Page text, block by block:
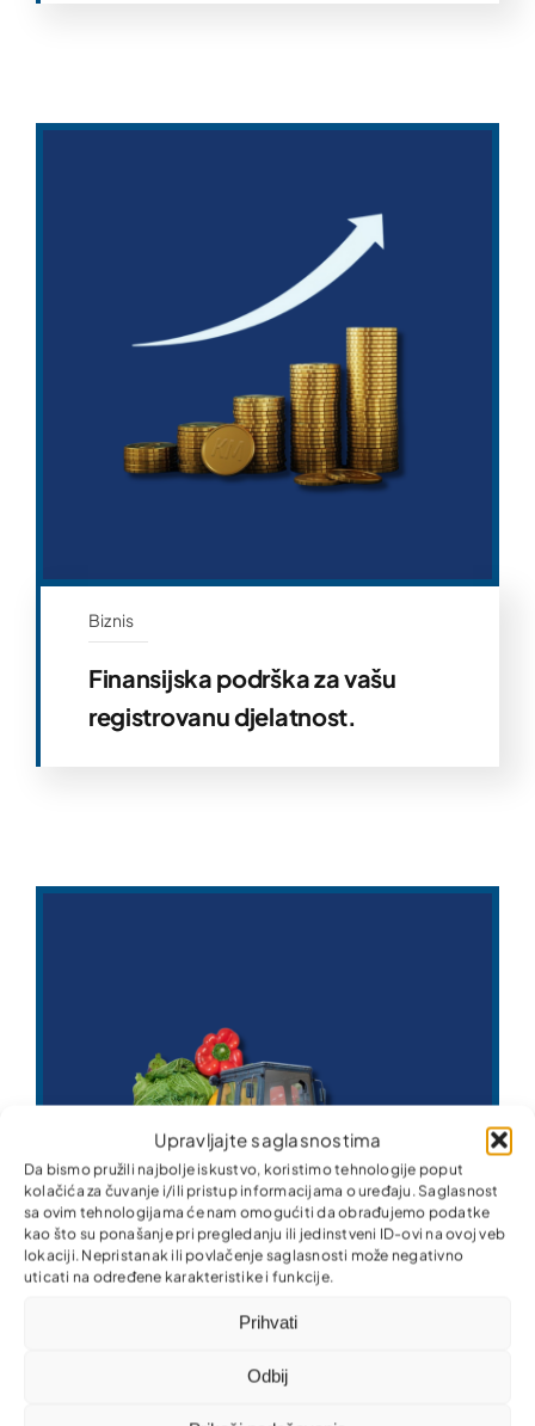
Upravljajte saglasnostima
Da bismo pružili najbolje iskustvo, koristimo tehnologije poput
kolačića za čuvanje i/ili pristup informacijama o uređaju. Saglasnost
sa ovim tehnologijama će nam omogućiti da obrađujemo podatke
kao što su ponašanje pri pregledanju ili jedinstveni ID-ovi na ovoj veb
lokaciji. Nepristanak ili povlačenje saglasnosti može negativno
uticati na određene karakteristike i funkcije.
Prihvati
Odbij
Biznis
Finansijska podrška za vašu
registrovanu djelatnost.